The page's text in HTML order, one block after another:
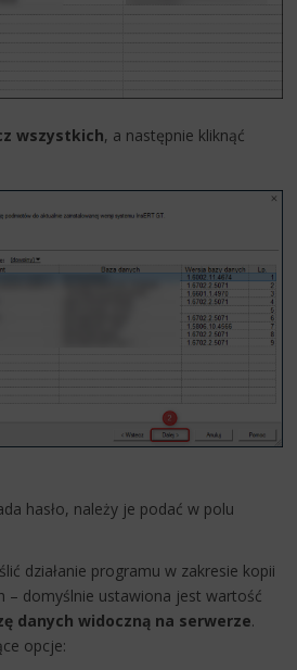
wszystkich, a następnie kliknąć
hasło, należy je podać w polu
działanie programu w zakresie kopii
– domyślnie ustawiona jest wartość​
danych widoczną na serwerze.
opcje: